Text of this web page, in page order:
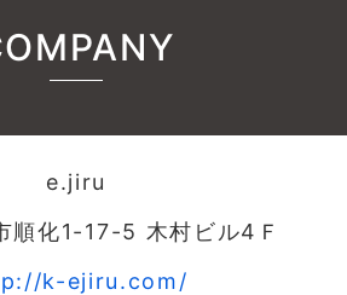
e.jiru
順化1-17-5 木村ビル4Ｆ
k-ejiru.com/